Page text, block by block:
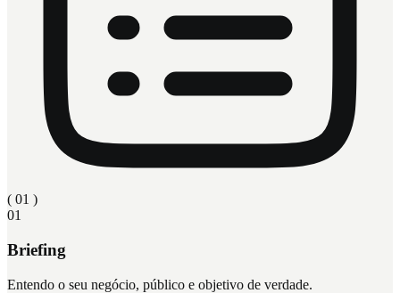
( 01 )
01
Briefing
Entendo o seu negócio, público e objetivo de verdade.